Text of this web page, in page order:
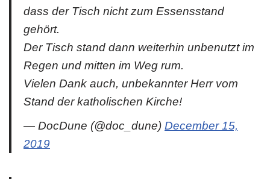
dass der Tisch nicht zum Essensstand
gehört.
Der Tisch stand dann weiterhin unbenutzt im
Regen und mitten im Weg rum.
Vielen Dank auch, unbekannter Herr vom
Stand der katholischen Kirche!
— DocDune (@doc_dune) December 15,
2019